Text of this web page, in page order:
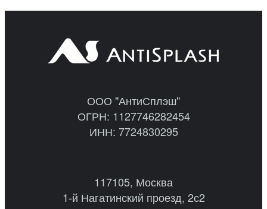
ООО "АнтиСплэш"
ОГРН: 1127746282454
ИНН: 7724830295
117105, Москва
1-й Нагатинский проезд, 2с2